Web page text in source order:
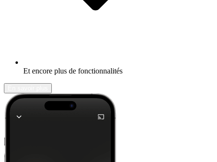
Et encore plus de fonctionnalités